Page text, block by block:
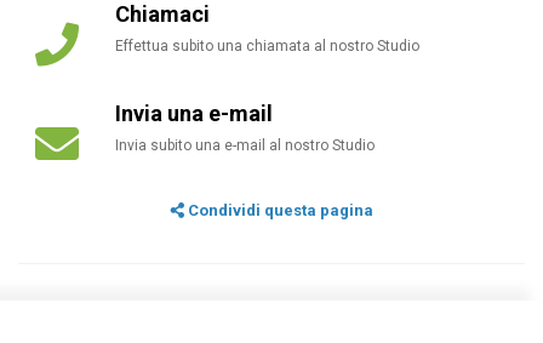
Chiamaci
Effettua subito una chiamata al nostro Studio
Invia una e-mail
Invia subito una e-mail al nostro Studio
Condividi questa pagina